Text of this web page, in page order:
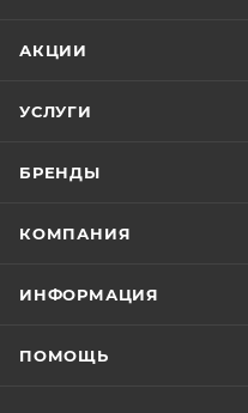
АКЦИИ
УСЛУГИ
БРЕНДЫ
КОМПАНИЯ
ИНФОРМАЦИЯ
ПОМОЩЬ